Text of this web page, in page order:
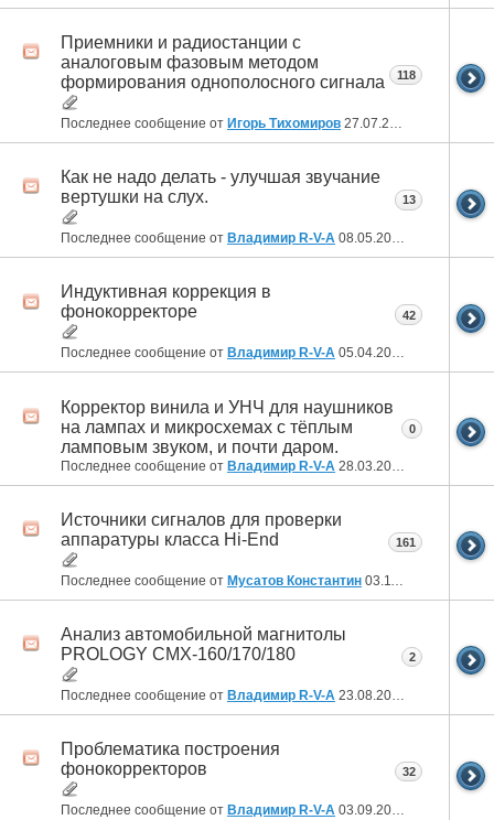
Приемники и радиостанции с
аналоговым фазовым методом
формирования однополосного сигнала
Последнее сообщение от Игорь Тихомиров 27.07.2024
118
Как не надо делать - улучшая звучание
вертушки на слух.
Последнее сообщение от Владимир R-V-A 08.05.2024
13
Индуктивная коррекция в
фонокорректоре
Последнее сообщение от Владимир R-V-A 05.04.2024
42
Корректор винила и УНЧ для наушников
на лампах и микросхемах с тёплым
ламповым звуком, и почти даром.
Последнее сообщение от Владимир R-V-A 28.03.2024
0
Источники сигналов для проверки
аппаратуры класса Hi-End
Последнее сообщение от Мусатов Константин 03.11.2023
161
Анализ автомобильной магнитолы
PROLOGY CMX-160/170/180
Последнее сообщение от Владимир R-V-A 23.08.2023
2
Проблематика построения
фонокорректоров
Последнее сообщение от Владимир R-V-A 03.09.2022
32